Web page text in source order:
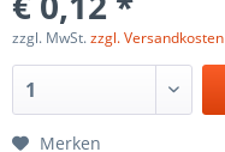
zzgl. MwSt.zzgl. Versandkosten
Merken